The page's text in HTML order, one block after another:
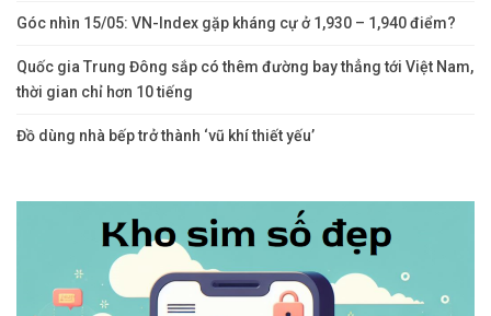
Góc nhìn 15/05: VN-Index gặp kháng cự ở 1,930 – 1,940 điểm?
Quốc gia Trung Đông sắp có thêm đường bay thẳng tới Việt Nam,
thời gian chỉ hơn 10 tiếng
Đồ dùng nhà bếp trở thành ‘vũ khí thiết yếu’